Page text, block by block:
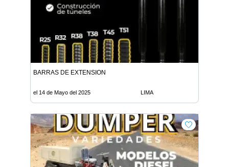
BARRAS DE EXTENSION
el 14 de Mayo del 2025 LIMA